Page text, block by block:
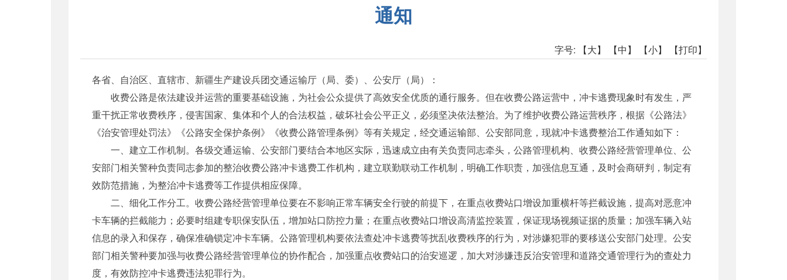
通知
字号: 【大】 【中】 【小】 【打印】
各省、自治区、直辖市、新疆生产建设兵团交通运输厅（局、委）、公安厅（局）：
收费公路是依法建设并运营的重要基础设施，为社会公众提供了高效安全优质的通行服务。但在收费公路运营中，冲卡逃费现象时有发生，严
重干扰正常收费秩序，侵害国家、集体和个人的合法权益，破坏社会公平正义，必须坚决依法整治。为了维护收费公路运营秩序，根据《公路法》
《治安管理处罚法》《公路安全保护条例》《收费公路管理条例》等有关规定，经交通运输部、公安部同意，现就冲卡逃费整治工作通知如下：
一、建立工作机制。各级交通运输、公安部门要结合本地区实际，迅速成立由有关负责同志牵头，公路管理机构、收费公路经营管理单位、公
安部门相关警种负责同志参加的整治收费公路冲卡逃费工作机构，建立联勤联动工作机制，明确工作职责，加强信息互通，及时会商研判，制定有
效防范措施，为整治冲卡逃费等工作提供相应保障。
二、细化工作分工。收费公路经营管理单位要在不影响正常车辆安全行驶的前提下，在重点收费站口增设加重横杆等拦截设施，提高对恶意冲
卡车辆的拦截能力；必要时组建专职保安队伍，增加站口防控力量；在重点收费站口增设高清监控装置，保证现场视频证据的质量；加强车辆入站
信息的录入和保存，确保准确锁定冲卡车辆。公路管理机构要依法查处冲卡逃费等扰乱收费秩序的行为，对涉嫌犯罪的要移送公安部门处理。公安
部门相关警种要加强与收费公路经营管理单位的协作配合，加强重点收费站口的治安巡逻，加大对涉嫌违反治安管理和道路交通管理行为的查处力
度，有效防控冲卡逃费违法犯罪行为。